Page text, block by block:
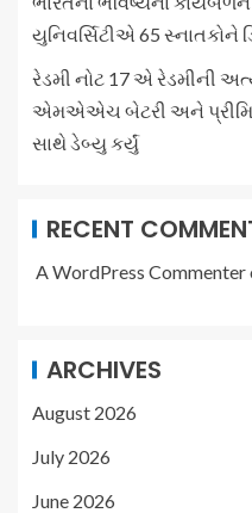
યુનિવર્સિટીએ 65 સ્નાતકોને
રેડમી નોટ 17 એ રેડમીની
એમએએચ બેટરી અને
સાથે ડેબ્યુ કર્યું
RECENT
A WordPress Commenter
ARCHIVES
August 2026
July 2026
June 2026